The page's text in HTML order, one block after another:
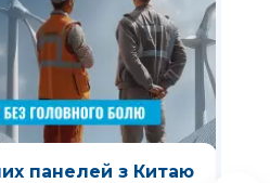
панелей з Китаю